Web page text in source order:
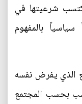
شرعيتها في
بالمفهوم
الذي يفرض نفسه
بحسب المجتمع